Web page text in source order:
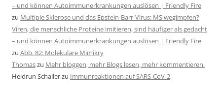
– und können Autoimmunerkrankungen auslösen | Friendly Fire
zu Multiple Sklerose und das Epstein-Barr-Virus: MS wegimpfen?
Viren, die menschliche Proteine imitieren, sind häufiger als gedacht
– und können Autoimmunerkrankungen auslösen | Friendly Fire
zu Abb. 82: Molekulare Mimikry
Thomaszu Mehr bloggen, mehr Blogs lesen, mehr kommentieren.
Heidrun Schallerzu Immunreaktionen auf SARS-CoV-2